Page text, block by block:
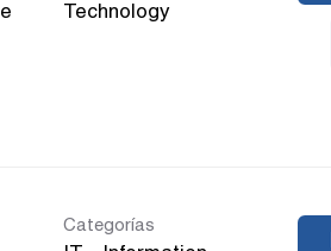
Technology
Categorías